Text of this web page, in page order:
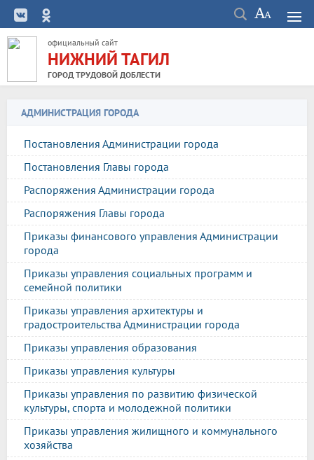
официальный сайт
НИЖНИЙ ТАГИЛ
ГОРОД ТРУДОВОЙ ДОБЛЕСТИ
АДМИНИСТРАЦИЯ ГОРОДА
Постановления Администрации города
Постановления Главы города
Распоряжения Администрации города
Распоряжения Главы города
Приказы финансового управления Администрации
города
Приказы управления социальных программ и
семейной политики
Приказы управления архитектуры и
градостроительства Администрации города
Приказы управления образования
Приказы управления культуры
Приказы управления по развитию физической
культуры, спорта и молодежной политики
Приказы управления жилищного и коммунального
хозяйства